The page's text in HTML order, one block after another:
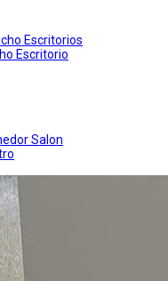
Escritorios
Escritorio
Salon